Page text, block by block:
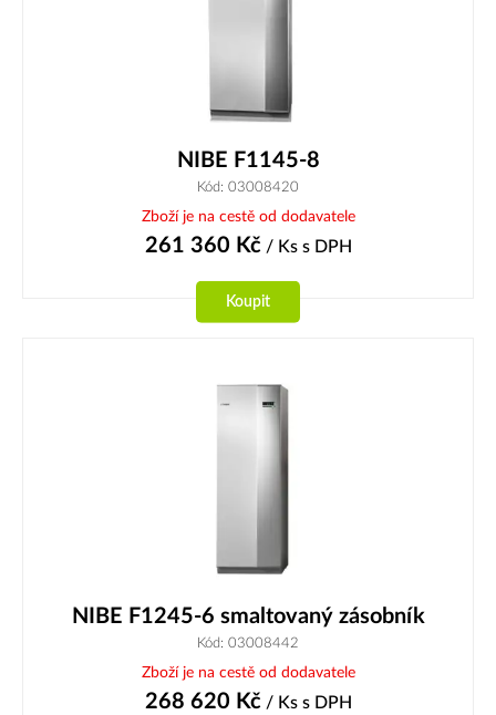
NIBE F1145-8
Kód: 03008420
Zboží je na cestě od dodavatele
261 360 Kč/ Ks s DPH
Koupit
NIBE F1245-6 smaltovaný zásobník
Kód: 03008442
Zboží je na cestě od dodavatele
268 620 Kč/ Ks s DPH